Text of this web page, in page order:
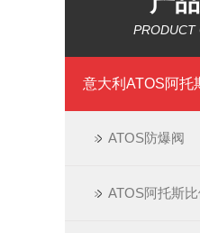
PRODUCT
意大利ATOS阿托
ATOS防爆阀
ATOS阿托斯